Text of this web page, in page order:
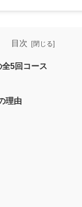
目次
5回コース
理由